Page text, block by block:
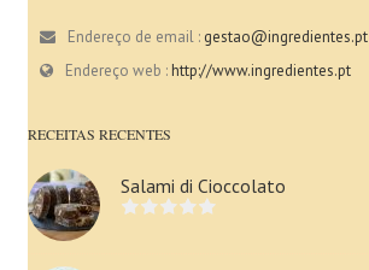
Endereço de email : gestao@ingredientes.pt
Endereço web :http://www.ingredientes.pt
RECEITAS RECENTES
Salami di Cioccolato